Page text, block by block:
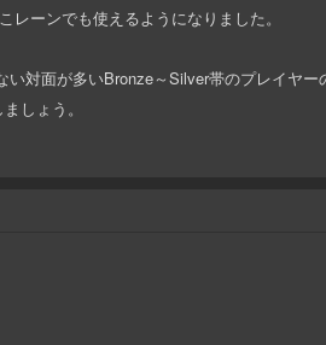
ーンでも使えるようになりました。
対面が多いBronze～Silver帯のプレイヤ
しょう。